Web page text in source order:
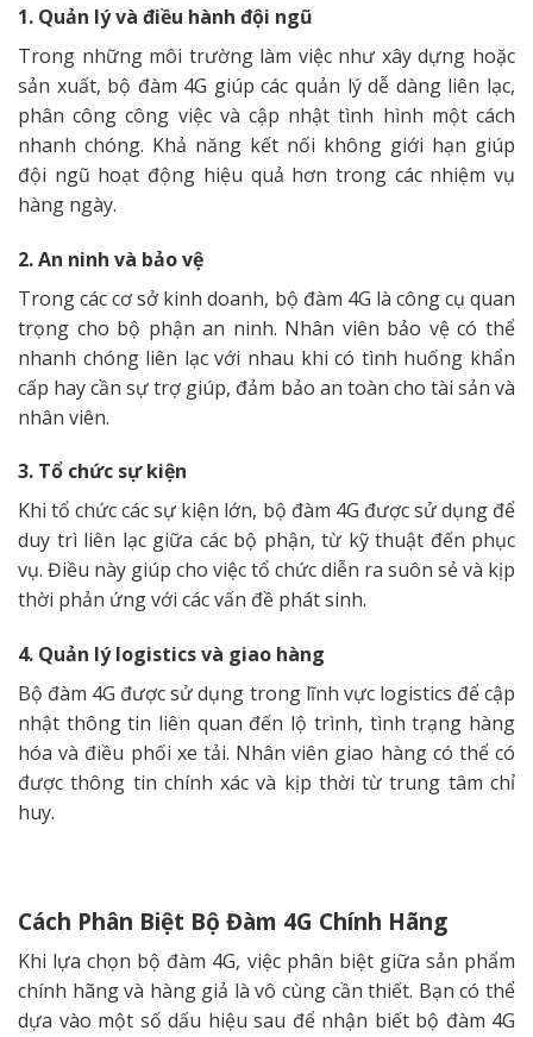
1. Quản lý và điều hành đội ngũ
Trong những môi trường làm việc như xây dựng hoặc
sản xuất, bộ đàm 4G giúp các quản lý dễ dàng liên lạc,
phân công công việc và cập nhật tình hình một cách
nhanh chóng. Khả năng kết nối không giới hạn giúp
đội ngũ hoạt động hiệu quả hơn trong các nhiệm vụ
hàng ngày.
2. An ninh và bảo vệ
Trong các cơ sở kinh doanh, bộ đàm 4G là công cụ quan
trọng cho bộ phận an ninh. Nhân viên bảo vệ có thể
nhanh chóng liên lạc với nhau khi có tình huống khẩn
cấp hay cần sự trợ giúp, đảm bảo an toàn cho tài sản và
nhân viên.
3. Tổ chức sự kiện
Khi tổ chức các sự kiện lớn, bộ đàm 4G được sử dụng để
duy trì liên lạc giữa các bộ phận, từ kỹ thuật đến phục
vụ. Điều này giúp cho việc tổ chức diễn ra suôn sẻ và kịp
thời phản ứng với các vấn đề phát sinh.
4. Quản lý logistics và giao hàng
Bộ đàm 4G được sử dụng trong lĩnh vực logistics để cập
nhật thông tin liên quan đến lộ trình, tình trạng hàng
hóa và điều phối xe tải. Nhân viên giao hàng có thể có
được thông tin chính xác và kịp thời từ trung tâm chỉ
huy.
Cách Phân Biệt Bộ Đàm 4G Chính Hãng
Khi lựa chọn bộ đàm 4G, việc phân biệt giữa sản phẩm
chính hãng và hàng giả là vô cùng cần thiết. Bạn có thể
dựa vào một số dấu hiệu sau để nhận biết bộ đàm 4G